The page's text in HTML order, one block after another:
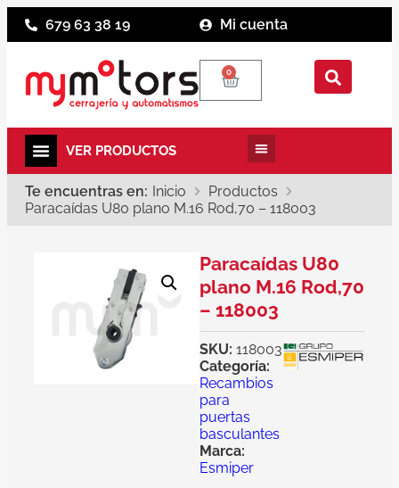
679 63 38 19 Mi cuenta
0
Te encuentras en: Inicio
Productos
Paracaídas U80 plano M.16 Rod,70 – 118003
Paracaídas U80
plano M.16 Rod,70
– 118003
SKU: 118003
Categoría:
Recambios
para
puertas
basculantes
Marca:
Esmiper